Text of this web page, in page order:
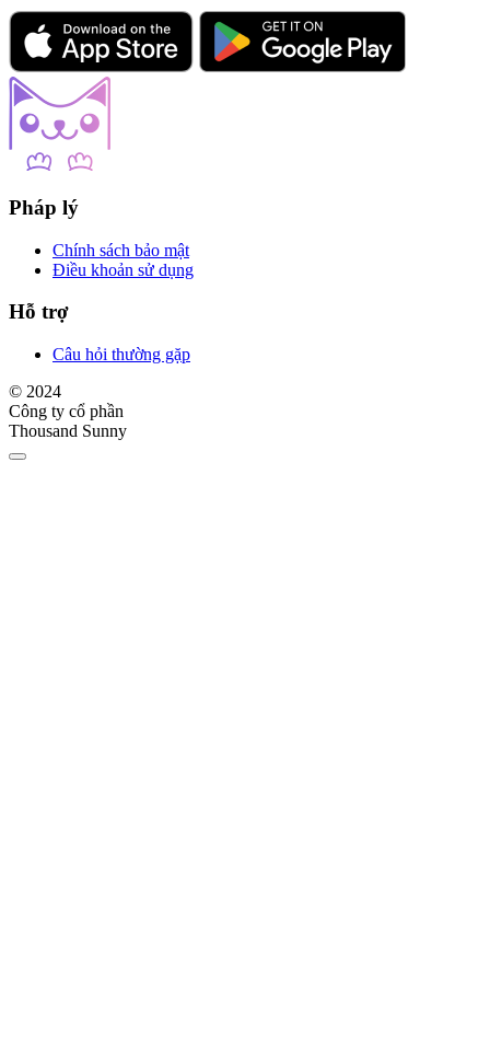
Pháp lý
Chính sách bảo mật
Điều khoản sử dụng
Hỗ trợ
Câu hỏi thường gặp
© 2024
Công ty cổ phần
Thousand Sunny